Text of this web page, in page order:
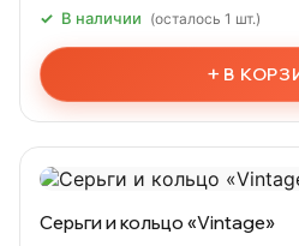
В наличии (осталось 1 шт.)
+ В
Серьги и кольцо «Vintage»